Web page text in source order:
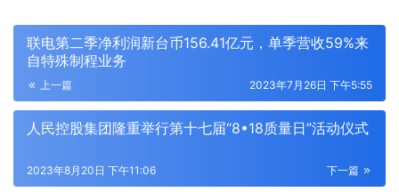
联电第二季净利润新台币156.41亿元，单季营收59%来
自特殊制程业务
上一篇 2023年7月26日 下午5:55
人民控股集团隆重举行第十七届“8•18质量日”活动仪式
下一篇
2023年8月20日 下午11:06